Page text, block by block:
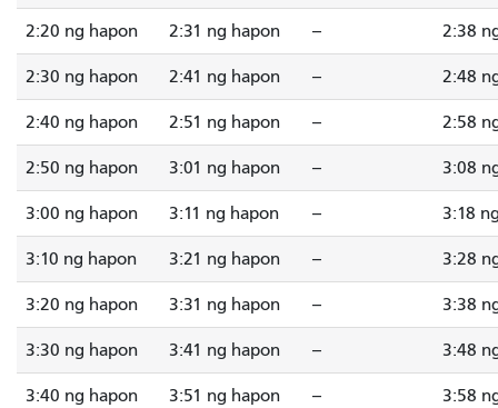
2:20 ng hapon 2:31 ng hapon -- 2:38
2:30 ng hapon 2:41 ng hapon -- 2:48
2:40 ng hapon 2:51 ng hapon -- 2:58
2:50 ng hapon 3:01 ng hapon -- 3:08
3:00 ng hapon 3:11 ng hapon -- 3:18
3:10 ng hapon 3:21 ng hapon -- 3:28
3:20 ng hapon 3:31 ng hapon -- 3:38
3:30 ng hapon 3:41 ng hapon -- 3:48
3:40 ng hapon 3:51 ng hapon -- 3:58